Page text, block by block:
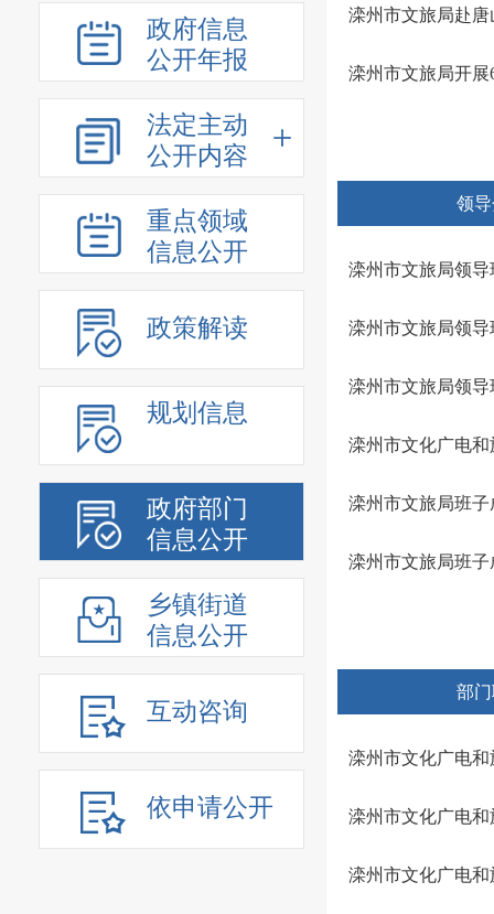
政府信息
公开年报
法定主动
公开内容
重点领域
信息公开
政策解读
规划信息
政府部门
信息公开
乡镇街道
信息公开
互动咨询
依申请公开
滦州市文旅局赴
滦州市文旅局开展
领
滦州市文旅局领
滦州市文旅局领
滦州市文旅局领
滦州市文化广电
滦州市文旅局班子
滦州市文旅局班子
部
滦州市文化广电
滦州市文化广电
滦州市文化广电